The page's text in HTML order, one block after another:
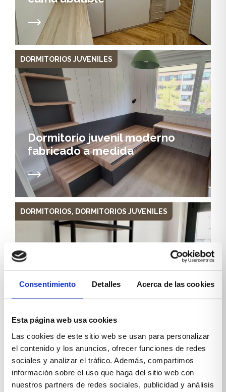
Consentimiento Detalles Acerca de las cookies
Esta página web usa cookies
Las cookies de este sitio web se usan para personalizar
el contenido y los anuncios, ofrecer funciones de redes
sociales y analizar el tráfico. Además, compartimos
información sobre el uso que haga del sitio web con
nuestros partners de redes sociales, publicidad y análisis
DORMITORIOS JUVENILES
Dormitorio juvenil moderno
fabricado a medida
DORMITORIOS, DORMITORIOS JUVENILES
Zona de estudio minimalista
DORMITORIOS JUVENILES